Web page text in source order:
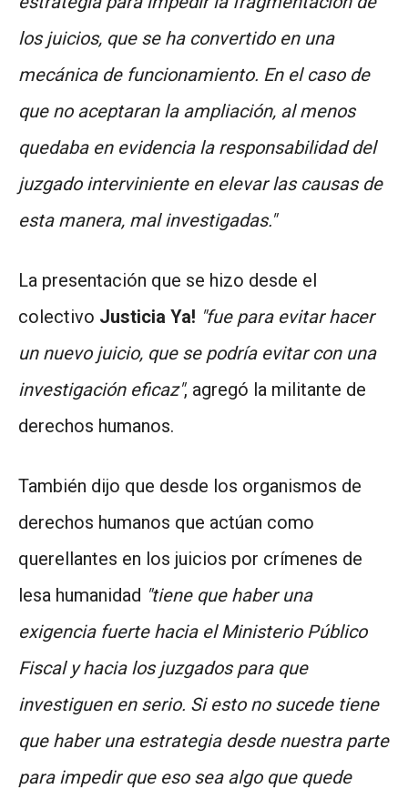
los juicios, que se ha convertido en una
mecánica de funcionamiento. En el caso de
que no aceptaran la ampliación, al menos
quedaba en evidencia la responsabilidad del
juzgado interviniente en elevar las causas de
esta manera, mal investigadas."
La presentación que se hizo desde el
colectivo Justicia Ya! "fue para evitar hacer
un nuevo juicio, que se podría evitar con una
investigación eficaz", agregó la militante de
derechos humanos.
También dijo que desde los organismos de
derechos humanos que actúan como
querellantes en los juicios por crímenes de
lesa humanidad "tiene que haber una
exigencia fuerte hacia el Ministerio Público
Fiscal y hacia los juzgados para que
investiguen en serio. Si esto no sucede tiene
que haber una estrategia desde nuestra parte
para impedir que eso sea algo que quede